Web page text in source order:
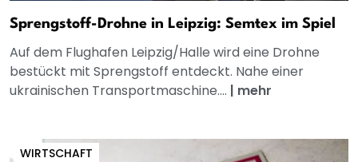
Sprengstoff-Drohne in Leipzig: Semtex im Spiel
Auf dem Flughafen Leipzig/Halle wird eine Drohne
bestückt mit Sprengstoff entdeckt. Nahe einer
ukrainischen Transportmaschine.... | mehr
WIRTSCHAFT